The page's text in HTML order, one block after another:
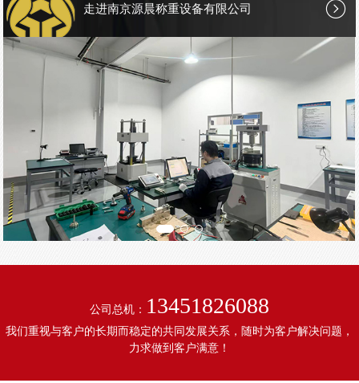
走进南京源晨称重设备有限公司
公司总机： 13451826088
我们重视与客户的长期而稳定的共同发展关系，随时为客户解决问题，
力求做到客户满意！